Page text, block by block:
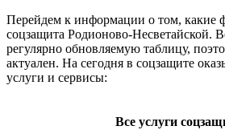
Перейдем к информации о том, какие
соцзащита Родионово-Несветайской.
регулярно обновляемую таблицу,
актуален. На сегодня в соцзащите
услуги и сервисы:
Все услуги